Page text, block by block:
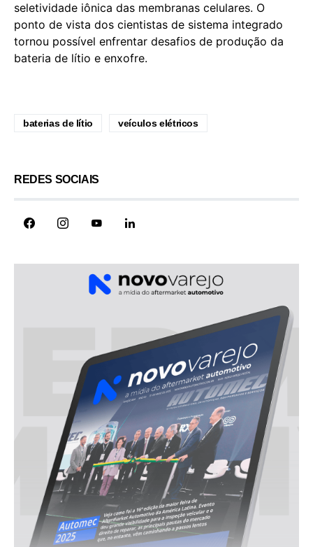
seletividade iônica das membranas celulares. O
ponto de vista dos cientistas de sistema integrado
tornou possível enfrentar desafios de produção da
bateria de lítio e enxofre.
baterias de lítio veículos elétricos
REDES SOCIAIS